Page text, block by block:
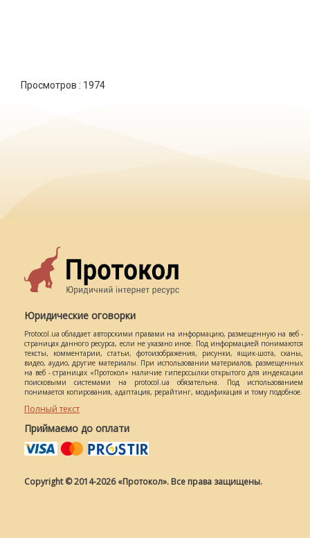
Просмотров : 1974
Юридические оговорки
Protocol.ua обладает авторскими правами на информацию, размещенную на веб -
страницах данного ресурса, если не указано иное. Под информацией понимаются
тексты, комментарии, статьи, фотоизображения, рисунки, ящик-шота, сканы,
видео, аудио, другие материалы. При использовании материалов, размещенных
на веб - страницах «Протокол» наличие гиперссылки открытого для индексации
поисковыми системами на protocol.ua обязательна. Под использованием
понимается копирования, адаптация, рерайтинг, модификация и тому подобное.
Полный текст
Приймаємо до оплати
Copyright © 2014-2026 «Протокол». Все права защищены.